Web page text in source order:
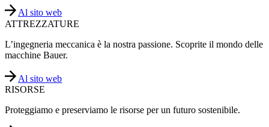
Al sito web
ATTREZZATURE
L’ingegneria meccanica è la nostra passione. Scoprite il mondo delle
macchine Bauer.
Al sito web
RISORSE
Proteggiamo e preserviamo le risorse per un futuro sostenibile.